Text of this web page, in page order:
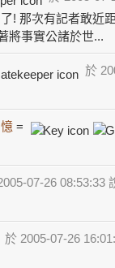
! 那次有記者敢近
將事實公諸於世...
於
=
07-26 08:53:33
於 2005-07-26